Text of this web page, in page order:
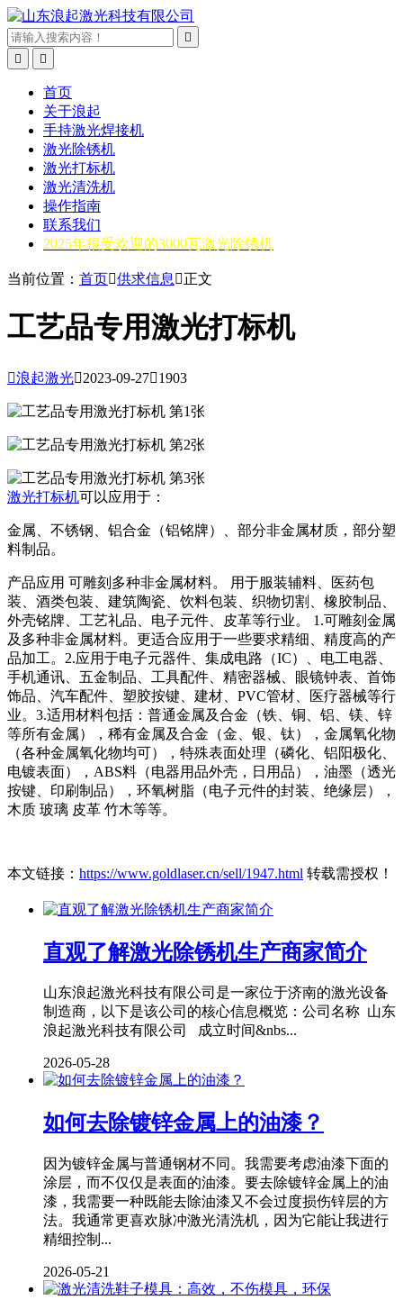



首页
关于浪起
手持激光焊接机
激光除锈机
激光打标机
激光清洗机
操作指南
联系我们
2025年很受欢迎的3000瓦激光除锈机
当前位置： 首页供求信息 正文
工艺品专用激光打标机
浪起激光2023-09-271903
激光打标机可以应用于：
金属、不锈钢、铝合金（铝铭牌）、部分非金属材质，部分塑
料制品。
产品应用 可雕刻多种非金属材料。 用于服装辅料、医药包
装、酒类包装、建筑陶瓷、饮料包装、织物切割、橡胶制品、
外壳铭牌、工艺礼品、电子元件、皮革等行业。 1.可雕刻金属
及多种非金属材料。更适合应用于一些要求精细、精度高的产
品加工。2.应用于电子元器件、集成电路（IC）、电工电器、
手机通讯、五金制品、工具配件、精密器械、眼镜钟表、首饰
饰品、汽车配件、塑胶按键、建材、PVC管材、医疗器械等行
业。3.适用材料包括：普通金属及合金（铁、铜、铝、镁、锌
等所有金属），稀有金属及合金（金、银、钛），金属氧化物
（各种金属氧化物均可），特殊表面处理（磷化、铝阳极化、
电镀表面），ABS料（电器用品外壳，日用品），油墨（透光
按键、印刷制品），环氧树脂（电子元件的封装、绝缘层），
木质 玻璃 皮革 竹木等等。
本文链接： https://www.goldlaser.cn/sell/1947.html 转载需授权！
直观了解激光除锈机生产商家简介
山东浪起激光科技有限公司是一家位于济南的激光设备
制造商，以下是该公司的核心信息概览：公司名称 山东
浪起激光科技有限公司 成立时间&nbs...
2026-05-28
如何去除镀锌金属上的油漆？
因为镀锌金属与普通钢材不同。我需要考虑油漆下面的
涂层，而不仅仅是表面的油漆。要去除镀锌金属上的油
漆，我需要一种既能去除油漆又不会过度损伤锌层的方
法。我通常更喜欢脉冲激光清洗机，因为它能让我进行
精细控制...
2026-05-21